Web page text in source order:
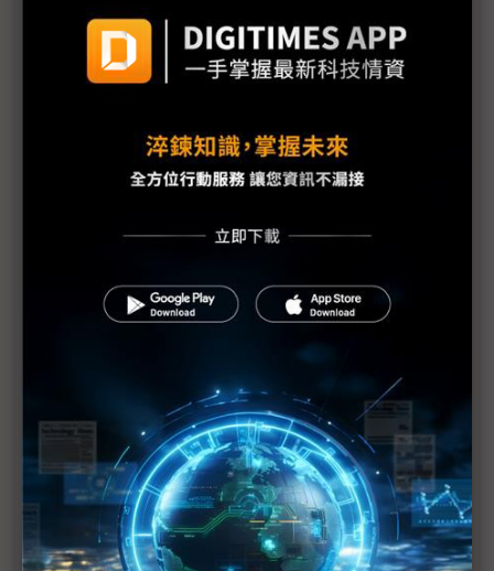
化引發歐系車廠震盪
Tim Cook宣布蘋果全數關稅退款 全額回流美國製造
關稅成本下調與皮卡需求支撐 通用汽車調升2026年
三星1Q26營益暴增逾700% 半導體與終端產品冰火
政策協調不亞於產品創新 蘋果控險策劃Cook主外、
Ternus主內
川普關稅首筆退款預計5月11日發放 退稅平台CAPE
技術問題成焦點
日產FY25財測虧損收斂優於預期 汽車事業現金流轉
正
豐田靠HEV撐起全球銷售 車市轉型進入多路徑時代